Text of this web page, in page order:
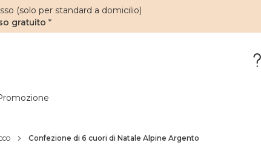
(solo per standard a domicilio)
gratuito *
Confezione di 6 cuori di Natale Alpine Argento